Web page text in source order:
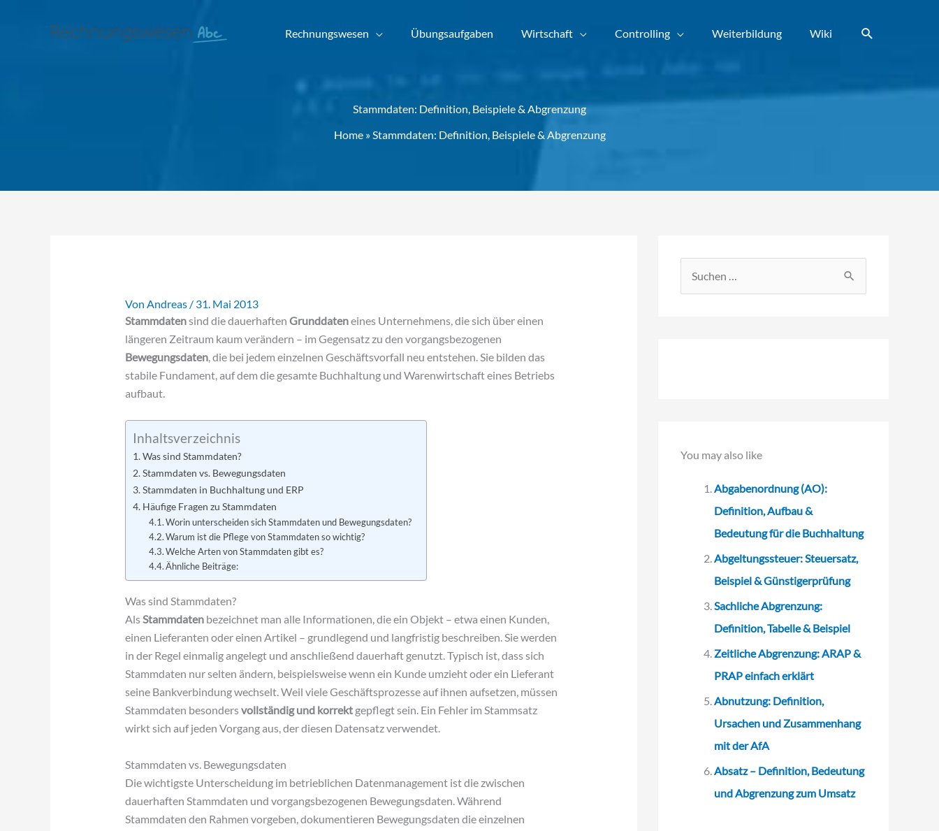
Rechnungswesen Übungsaufgaben Wirtschaft Controlling Weiterbildung Wiki Suchen
Stammdaten: Definition, Beispiele & Abgrenzung
Home »Stammdaten: Definition, Beispiele & Abgrenzung
Von Andreas / 31. Mai 2013
Stammdatensind die dauerhaften Grunddateneines Unternehmens, die sich über einen
längeren Zeitraum kaum verändern – im Gegensatz zu den vorgangsbezogenen
Bewegungsdaten, die bei jedem einzelnen Geschäftsvorfall neu entstehen. Sie bilden das
stabile Fundament, auf dem die gesamte Buchhaltung und Warenwirtschaft eines Betriebs
aufbaut.
Inhaltsverzeichnis
Was sind Stammdaten?
Stammdaten vs. Bewegungsdaten
Stammdaten in Buchhaltung und ERP
Häufige Fragen zu Stammdaten
Worin unterscheiden sich Stammdaten und Bewegungsdaten?
Warum ist die Pflege von Stammdaten so wichtig?
Welche Arten von Stammdaten gibt es?
Ähnliche Beiträge:
Was sind Stammdaten?
AlsStammdatenbezeichnet man alle Informationen, die ein Objekt – etwa einen Kunden,
einen Lieferanten oder einen Artikel – grundlegend und langfristig beschreiben. Sie werden
in der Regel einmalig angelegt und anschließend dauerhaft genutzt. Typisch ist, dass sich
Stammdaten nur selten ändern, beispielsweise wenn ein Kunde umzieht oder ein Lieferant
seine Bankverbindung wechselt. Weil viele Geschäftsprozesse auf ihnen aufsetzen, müssen
Stammdaten besondersvollständig und korrektgepflegt sein. Ein Fehler im Stammsatz
wirkt sich auf jeden Vorgang aus, der diesen Datensatz verwendet.
Stammdaten vs. Bewegungsdaten
Die wichtigste Unterscheidung im betrieblichen Datenmanagement ist die zwischen
dauerhaften Stammdaten und vorgangsbezogenen Bewegungsdaten. Während
Stammdaten den Rahmen vorgeben, dokumentieren Bewegungsdaten die einzelnen
c
You may also like
Abgabenordnung (AO):
Definition, Aufbau &
Bedeutung für die Buchhaltung
Abgeltungssteuer: Steuersatz,
Beispiel & Günstigerprüfung
Sachliche Abgrenzung:
Definition, Tabelle & Beispiel
Zeitliche Abgrenzung: ARAP &
PRAP einfach erklärt
Abnutzung: Definition,
Ursachen und Zusammenhang
mit der AfA
Absatz – Definition, Bedeutung
und Abgrenzung zum Umsatz